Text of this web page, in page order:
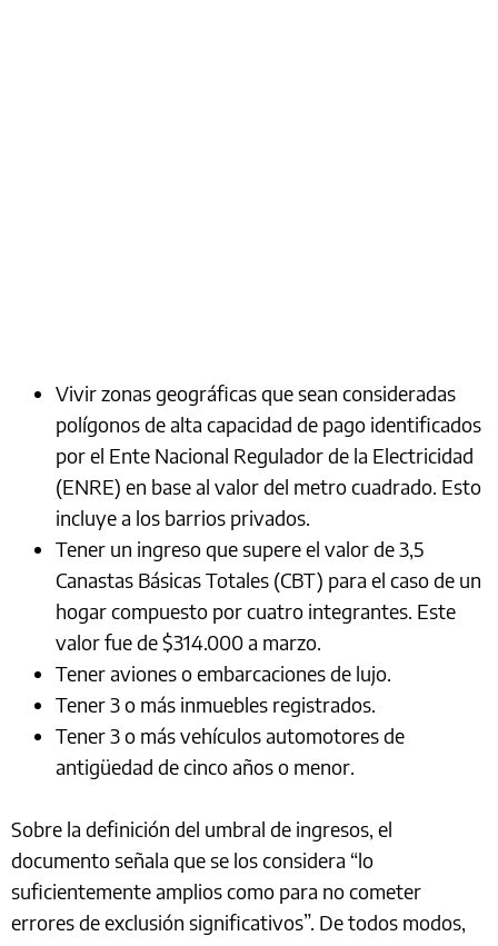
Vivir zonas geográficas que sean consideradas
polígonos de alta capacidad de pago identificados
por el Ente Nacional Regulador de la Electricidad
(ENRE) en base al valor del metro cuadrado. Esto
incluye a los barrios privados.
Tener un ingreso que supere el valor de 3,5
Canastas Básicas Totales (CBT) para el caso de un
hogar compuesto por cuatro integrantes. Este
valor fue de $314.000 a marzo.
Tener aviones o embarcaciones de lujo.
Tener 3 o más inmuebles registrados.
Tener 3 o más vehículos automotores de
antigüedad de cinco años o menor.
Sobre la definición del umbral de ingresos, el
documento señala que se los considera “lo
suficientemente amplios como para no cometer
errores de exclusión significativos”. De todos modos,